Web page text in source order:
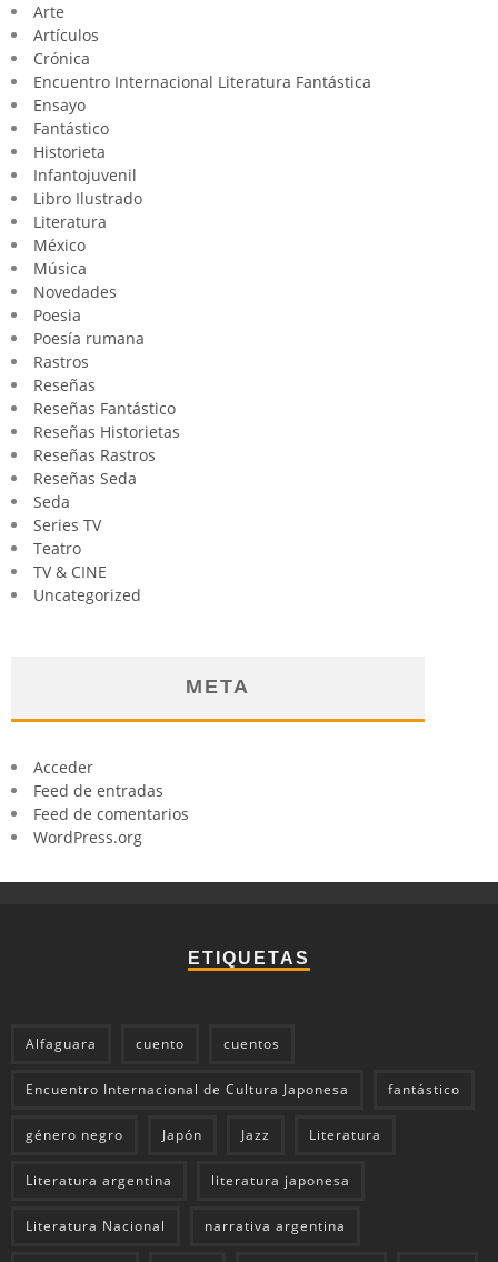
Arte
Artículos
Crónica
Encuentro Internacional Literatura Fantástica
Ensayo
Fantástico
Historieta
Infantojuvenil
Libro Ilustrado
Literatura
México
Música
Novedades
Poesia
Poesía rumana
Rastros
Reseñas
Reseñas Fantástico
Reseñas Historietas
Reseñas Rastros
Reseñas Seda
Seda
Series TV
Teatro
TV & CINE
Uncategorized
META
Acceder
Feed de entradas
Feed de comentarios
WordPress.org
ETIQUETAS
Alfaguara cuento cuentos
Encuentro Internacional de Cultura Japonesa fantástico
género negro Japón Jazz Literatura
Literatura argentina literatura japonesa
Literatura Nacional narrativa argentina